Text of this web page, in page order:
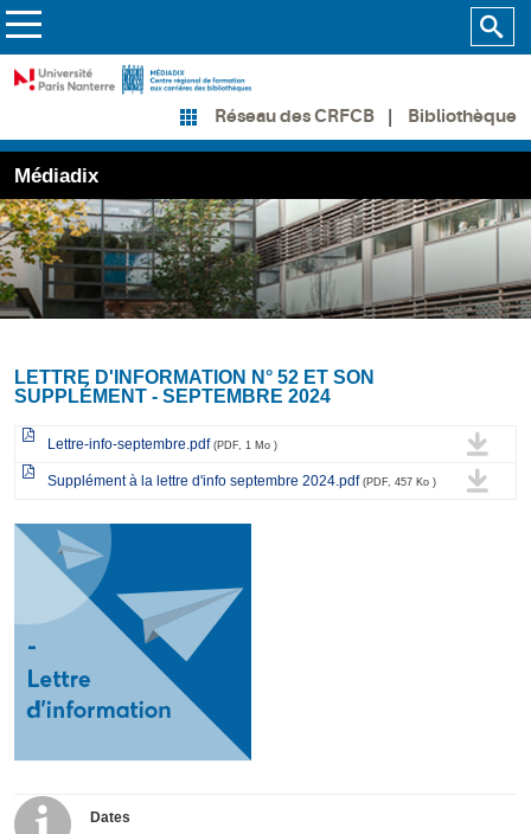
Réseau des CRFCB Bibliothèque
Médiadix
LETTRE D'INFORMATION N° 52 ET SON
SUPPLÉMENT - SEPTEMBRE 2024
Lettre-info-septembre.pdf (PDF, 1 Mo )
Supplément à la lettre d'info septembre 2024.pdf (PDF, 457 Ko )
Dates